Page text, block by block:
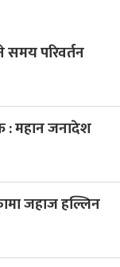
परिवर्तन
: महान जनादेश
जहाज हल्लिन